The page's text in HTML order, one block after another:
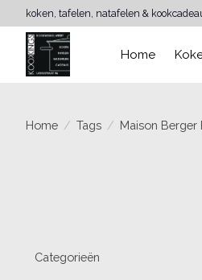
koken, tafelen, natafelen &
Home
Home / Tags / Maison Berger
Categorieën